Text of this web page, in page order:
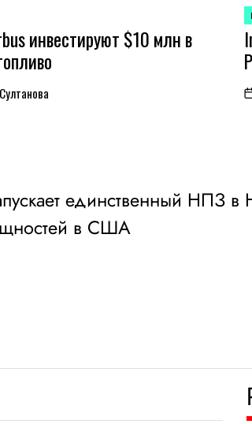
инвестируют $10 млн в
В
единственный НПЗ
в США